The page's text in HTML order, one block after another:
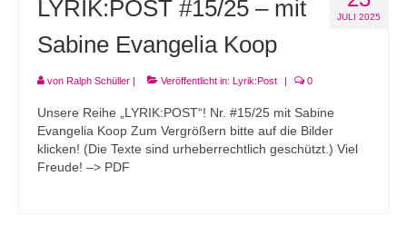
JULI 2025
LYRIK:POST #15/25 – mit
Sabine Evangelia Koop
von Ralph Schüller | Veröffentlicht in: Lyrik:Post | 0
Unsere Reihe „LYRIK:POST“! Nr. #15/25 mit Sabine
Evangelia Koop Zum Vergrößern bitte auf die Bilder
klicken! (Die Texte sind urheberrechtlich geschützt.) Viel
Freude! –> PDF